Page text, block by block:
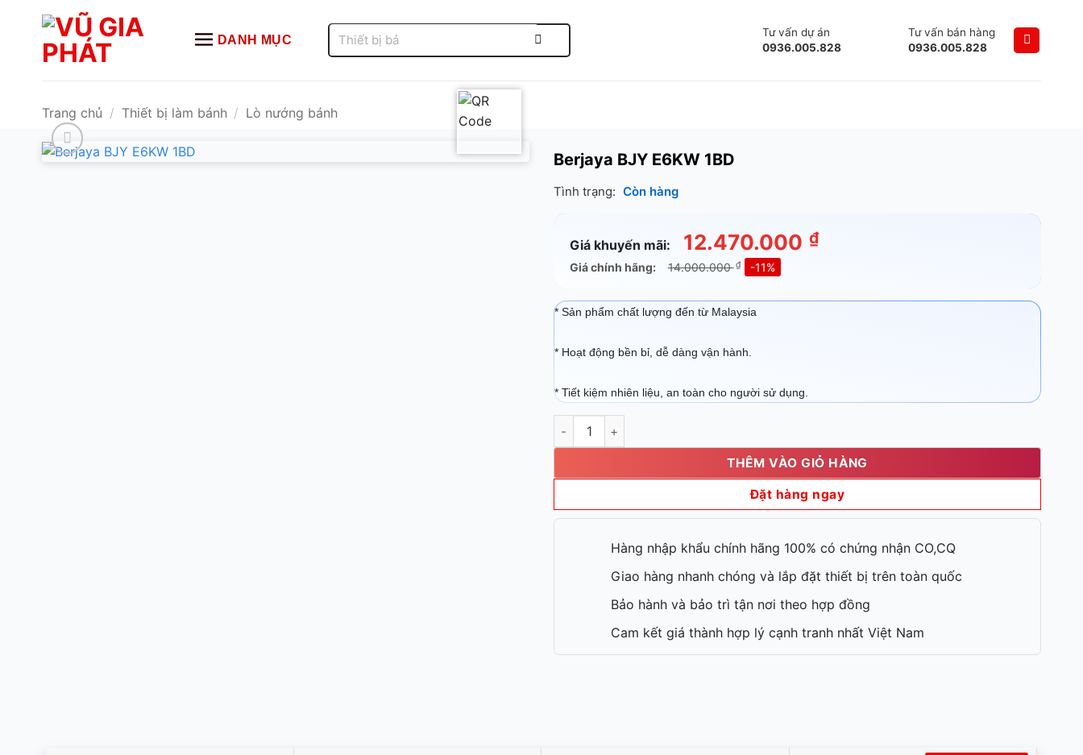
DANH MỤC
kiếm:
Tư vấn dự án
0936.005.828
Tư vấn bán hàng
0936.005.828
Trang chủ / Thiết bị làm bánh / Lò nướng bánh
Berjaya BJY E6KW 1BD
Tình trạng: Còn hàng
Giá khuyến mãi: 12.470.000 ₫
Giá chính hãng: 14.000.000₫ -11%
* Sản phẩm chất lượng đến từ Malaysia
* Hoạt động bền bỉ, dễ dàng vận hành.
* Tiết kiệm nhiên liệu, an toàn cho người sử dụng.
Berjaya BJY E6KW 1BD số lượng
THÊM VÀO GIỎ HÀNG
Đặt hàng ngay
Hàng nhập khẩu chính hãng 100% có chứng nhận CO,CQ
Giao hàng nhanh chóng và lắp đặt thiết bị trên toàn quốc
Bảo hành và bảo trì tận nơi theo hợp đồng
Cam kết giá thành hợp lý cạnh tranh nhất Việt Nam